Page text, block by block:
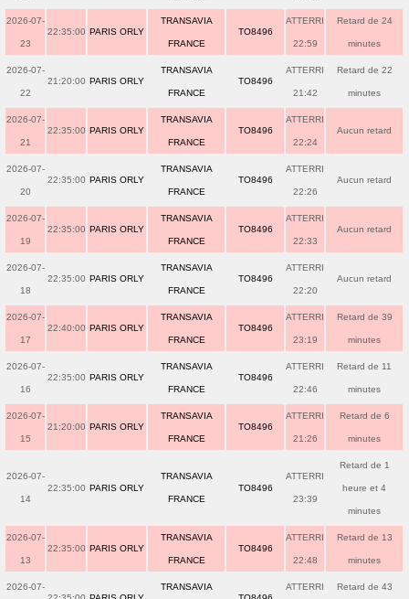
2026-07-
23
22:35:00 PARIS ORLY
TRANSAVIA
FRANCE
TO8496
ATTERRI
22:59
Retard de 24
minutes
2026-07-
22
21:20:00 PARIS ORLY
TRANSAVIA
FRANCE
TO8496
ATTERRI
21:42
Retard de 22
minutes
2026-07-
21
22:35:00 PARIS ORLY
TRANSAVIA
FRANCE
TO8496
ATTERRI
22:24
Aucun retard
2026-07-
20
22:35:00 PARIS ORLY
TRANSAVIA
FRANCE
TO8496
ATTERRI
22:26
Aucun retard
2026-07-
19
22:35:00 PARIS ORLY
TRANSAVIA
FRANCE
TO8496
ATTERRI
22:33
Aucun retard
2026-07-
18
22:35:00 PARIS ORLY
TRANSAVIA
FRANCE
TO8496
ATTERRI
22:20
Aucun retard
2026-07-
17
22:40:00 PARIS ORLY
TRANSAVIA
FRANCE
TO8496
ATTERRI
23:19
Retard de 39
minutes
2026-07-
16
22:35:00 PARIS ORLY
TRANSAVIA
FRANCE
TO8496
ATTERRI
22:46
Retard de 11
minutes
2026-07-
15
21:20:00 PARIS ORLY
TRANSAVIA
FRANCE
TO8496
ATTERRI
21:26
Retard de 6
minutes
2026-07-
14
22:35:00 PARIS ORLY
TRANSAVIA
FRANCE
TO8496
ATTERRI
23:39
Retard de 1
heure et 4
minutes
2026-07-
13
22:35:00 PARIS ORLY
TRANSAVIA
FRANCE
TO8496
ATTERRI
22:48
Retard de 13
minutes
2026-07- TRANSAVIA ATTERRI Retard de 43